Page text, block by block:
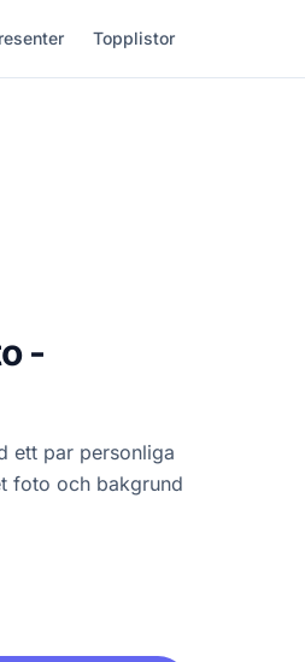
Topplistor
-
ett par personliga
foto och bakgrund